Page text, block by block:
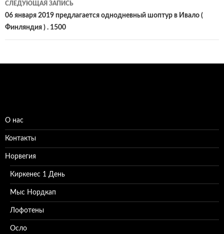
СЛЕДУЮЩАЯ ЗАПИСЬ
06 января 2019 предлагается однодневный шоптур в Ивало (
Финляндия ) . 1500
О нас
Контакты
Норвегия
Киркенес 1 День
Мыс Нордкап
Лофотены
Осло